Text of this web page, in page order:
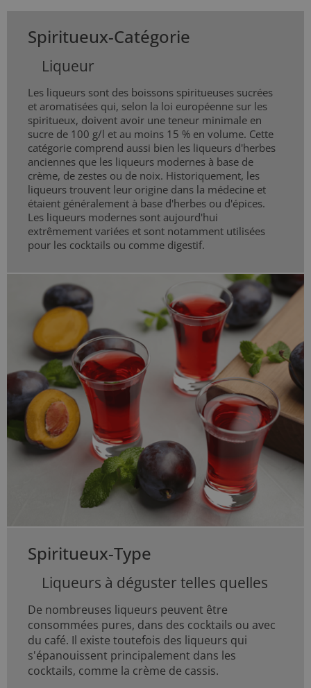
Spiritueux-Catégorie
Liqueur
Les liqueurs sont des boissons spiritueuses sucrées
et aromatisées qui, selon la loi européenne sur les
spiritueux, doivent avoir une teneur minimale en
sucre de 100 g/l et au moins 15 % en volume. Cette
catégorie comprend aussi bien les liqueurs d'herbes
anciennes que les liqueurs modernes à base de
crème, de zestes ou de noix. Historiquement, les
liqueurs trouvent leur origine dans la médecine et
étaient généralement à base d'herbes ou d'épices.
Les liqueurs modernes sont aujourd'hui
extrêmement variées et sont notamment utilisées
pour les cocktails ou comme digestif.
Spiritueux-Type
Liqueurs à déguster telles quelles
De nombreuses liqueurs peuvent être
consommées pures, dans des cocktails ou avec
du café. Il existe toutefois des liqueurs qui
s'épanouissent principalement dans les
cocktails, comme la crème de cassis.